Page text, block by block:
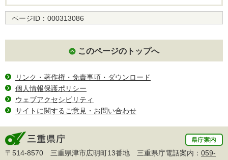
ページID： 000313086
このページのトップへ
リンク・著作権・免責事項・ダウンロード
個人情報保護ポリシー
ウェブアクセシビリティ
サイトに関するご意見・お問い合わせ
〒514-8570 三重県津市広明町13番地 三重県庁電話案内： 059-